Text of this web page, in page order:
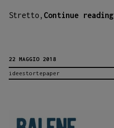
Stretto, Continue reading
22 MAGGIO 2018
ideestortepaper